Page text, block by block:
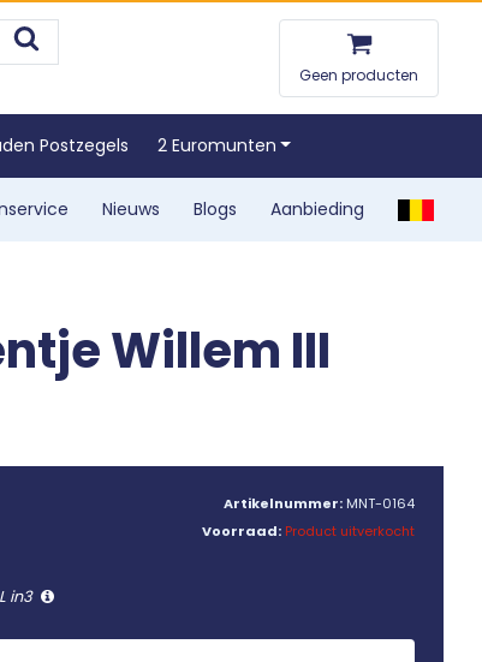
Geen producten
Postzegels 2 Euromunten
Nieuws Blogs Aanbieding
Willem III
in3
Artikelnummer: MNT-0164
Voorraad: Product uitverkocht